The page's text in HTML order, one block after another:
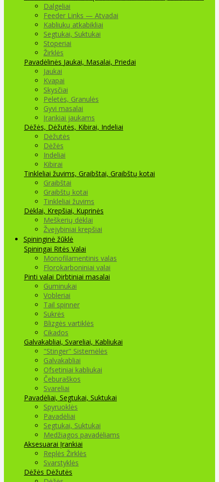
Dalgeliai
Feeder Links — Atvadai
Kabliukų atkabikliai
Segtukai, Suktukai
Stoperiai
Žirklės
Pavadėlinės Jaukai, Masalai, Priedai
Jaukai
Kvapai
Skysčiai
Peletės, Granulės
Gyvi masalai
Įrankiai jaukams
Dėžės, Dėžutės, Kibirai, Indeliai
Dėžutės
Dėžės
Indeliai
Kibirai
Tinkleliai žuvims, Graibštai, Graibštų kotai
Graibštai
Graibštų kotai
Tinkleliai žuvims
Dėklai, Krepšiai, Kuprinės
Meškerių dėklai
Žvejybiniai krepšiai
Spininginė žūklė
Spiningai Ritės Valai
Monofilamentinis valas
Florokarboniniai valai
Pinti valai Dirbtiniai masalai
Guminukai
Vobleriai
Tail spinner
Sukrės
Blizgės vartiklės
Cikados
Galvakabliai, Svareliai, Kabliukai
"Stinger" Sistemėlės
Galvakabliai
Ofsetiniai kabliukai
Čeburaškos
Svareliai
Pavadėliai, Segtukai, Suktukai
Spyruoklės
Pavadėliai
Segtukai, Suktukai
Medžiagos pavadėliams
Aksesuarai Įrankiai
Replės Žirklės
Svarstyklės
Dėžės Dėžutės